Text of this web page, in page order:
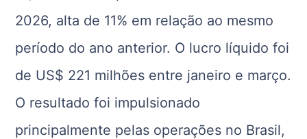
2026, alta de 11% em relação ao mesmo
período do ano anterior. O lucro líquido foi
de US$ 221 milhões entre janeiro e março.
O resultado foi impulsionado
principalmente pelas operações no Brasil,